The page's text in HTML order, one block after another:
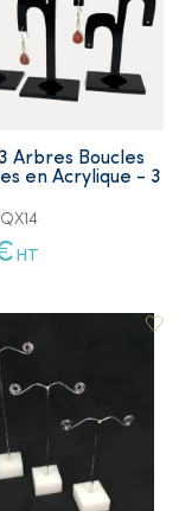
Arbres Boucles
en Acrylique - 3
HT